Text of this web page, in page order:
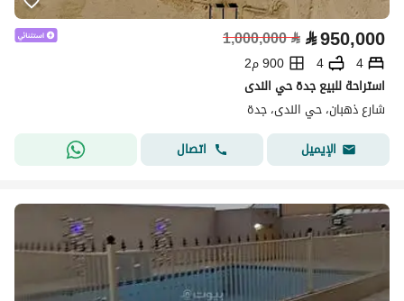
⃁950,000
⃁
1,000,000
4
4
900 م2
استراحة للبيع جدة حي الندى
شارع ذهبان، حي الندى، جدة
الإيميل
اتصال